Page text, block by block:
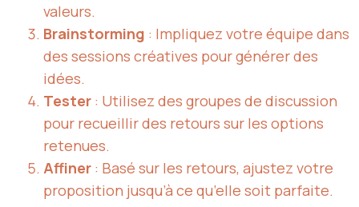
valeurs.
Brainstorming : Impliquez votre équipe dans
des sessions créatives pour générer des
idées.
Tester : Utilisez des groupes de discussion
pour recueillir des retours sur les options
retenues.
Affiner : Basé sur les retours, ajustez votre
proposition jusqu’à ce qu’elle soit parfaite.